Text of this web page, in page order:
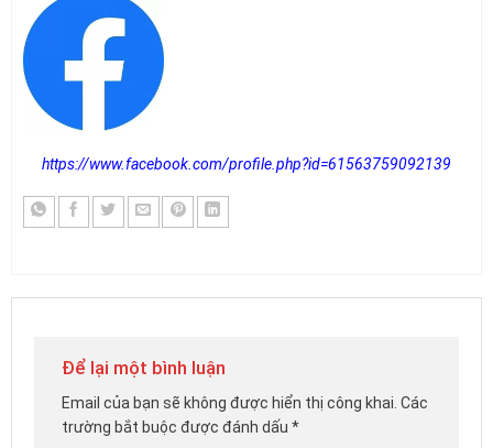
https://www.facebook.com/profile.php?id=61563759092139
Để lại một bình luận
Email của bạn sẽ không được hiển thị công khai. Các
trường bắt buộc được đánh dấu *